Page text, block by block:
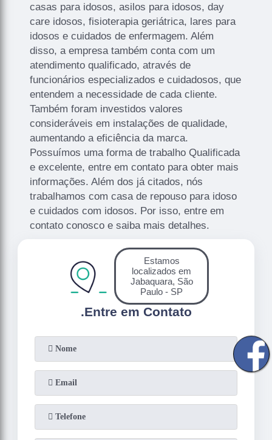
casas para idosos, asilos para idosos, day
care idosos, fisioterapia geriátrica, lares para
idosos e cuidados de enfermagem. Além
disso, a empresa também conta com um
atendimento qualificado, através de
funcionários especializados e cuidadosos, que
entendem a necessidade de cada cliente.
Também foram investidos valores
consideráveis em instalações de qualidade,
aumentando a eficiência da marca.
Possuímos uma forma de trabalho Qualificada
e excelente, entre em contato para obter mais
informações. Além dos já citados, nós
trabalhamos com casa de repouso para idoso
e cuidados com idosos. Por isso, entre em
contato conosco e saiba mais detalhes.
.Entre em Contato
Estamos
localizados em
Jabaquara, São
Paulo - SP